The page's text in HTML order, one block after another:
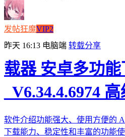
发帖狂魔VIP2
昨天 16:13 电脑端 转载分享
载器 安卓多功
_V6.34.4.6974
软件介绍功能强大、使用方便的
下载能力、稳定性和丰富的功能